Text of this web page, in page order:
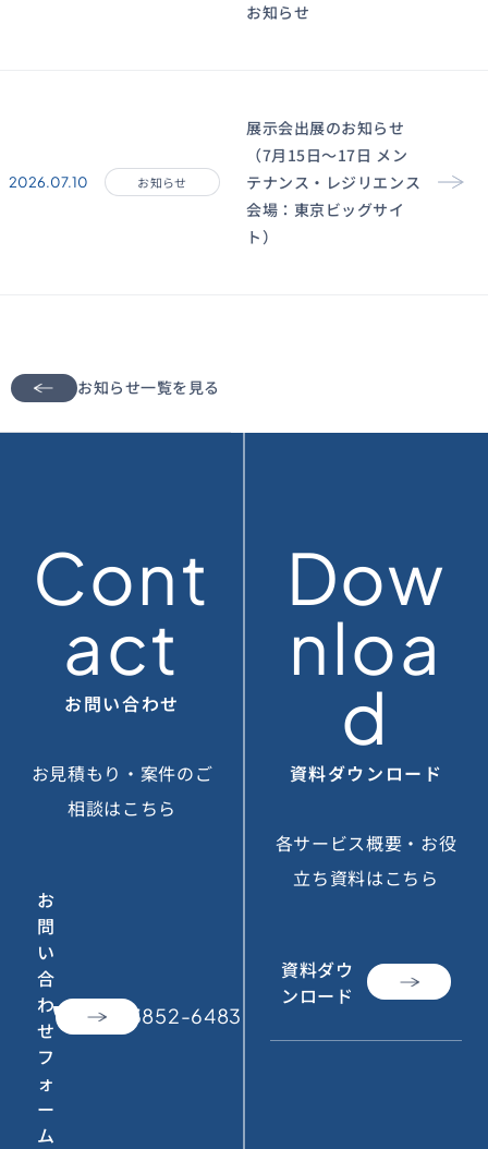
お知らせ
2026.07.10 お知らせ
展示会出展のお知らせ
（7月15日〜17日 メン
テナンス・レジリエンス
会場：東京ビッグサイ
ト）
お知らせ一覧を見る
Cont
act
お問い合わせ
お見積もり・案件のご
相談はこちら
お
問
い
合
わ
せ
フ
ォ
ー
ム
call 050-3852-6483
Dow
nloa
d
資料ダウンロード
各サービス概要・お役
立ち資料はこちら
資料ダウ
ンロード